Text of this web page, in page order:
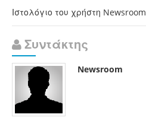
Ιστολόγιο του χρήστη Newsroom
Συντάκτης
Newsroom